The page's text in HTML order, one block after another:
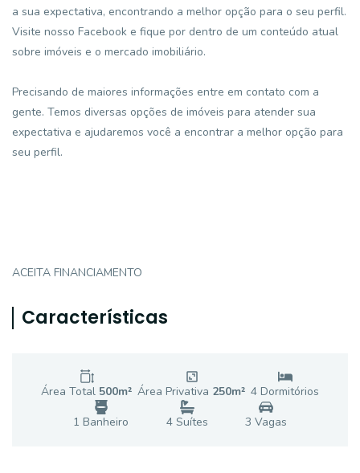
a sua expectativa, encontrando a melhor opção para o seu perfil.
Visite nosso Facebook e fique por dentro de um conteúdo atual
sobre imóveis e o mercado imobiliário.
Precisando de maiores informações entre em contato com a
gente. Temos diversas opções de imóveis para atender sua
expectativa e ajudaremos você a encontrar a melhor opção para
seu perfil.
ACEITA FINANCIAMENTO
Características
Área Total 500m² Área Privativa 250m² 4 Dormitórios
1 Banheiro 4Suítes 3 Vagas